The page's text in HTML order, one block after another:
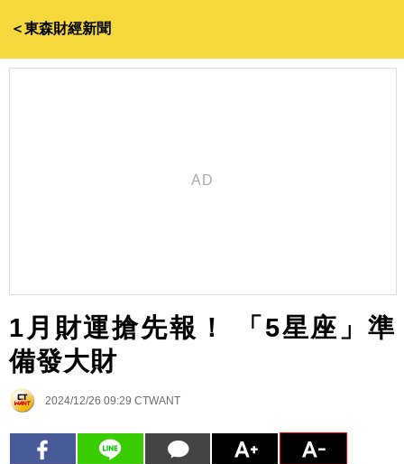
＜東森財經新聞
1月財運搶先報！ 「5星座」準
備發大財
2024/12/26 09:29 CTWANT